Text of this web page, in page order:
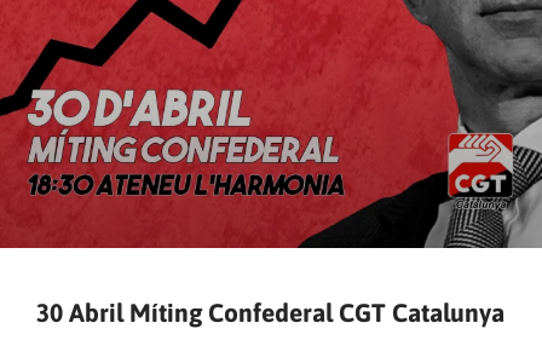
30 Abril Míting Confederal CGT Catalunya